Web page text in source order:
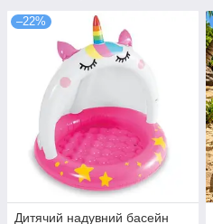
–22%
Дитячий надувний басейн